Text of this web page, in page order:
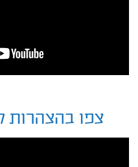
צפו בהצהרות